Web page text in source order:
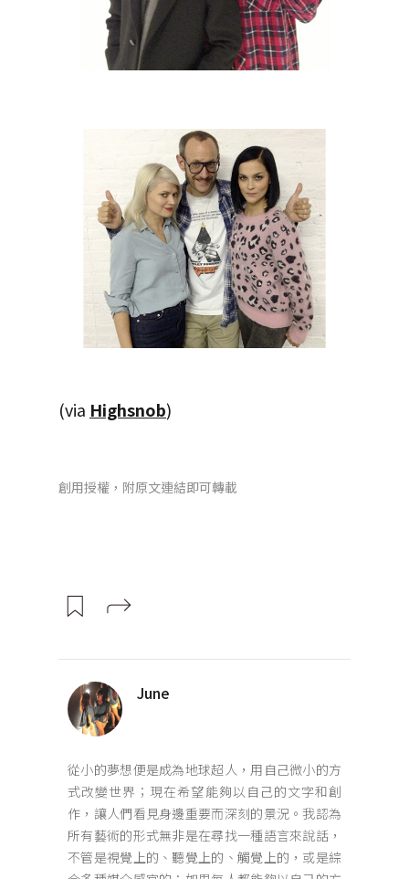
(via Highsnob)
創用授權，附原文連結即可轉載
June
從小的夢想便是成為地球超人，用自己微小的方
式改變世界；現在希望能夠以自己的文字和創
作，讓人們看見身邊重要而深刻的景況。我認為
所有藝術的形式無非是在尋找一種語言來說話，
不管是視覺上的、聽覺上的、觸覺上的，或是綜